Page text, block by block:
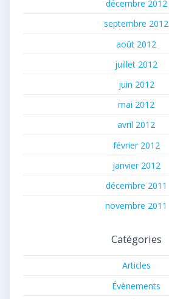
décembre 2012
septembre 2012
août 2012
juillet 2012
juin 2012
mai 2012
avril 2012
février 2012
janvier 2012
décembre 2011
novembre 2011
Catégories
Articles
Évènements